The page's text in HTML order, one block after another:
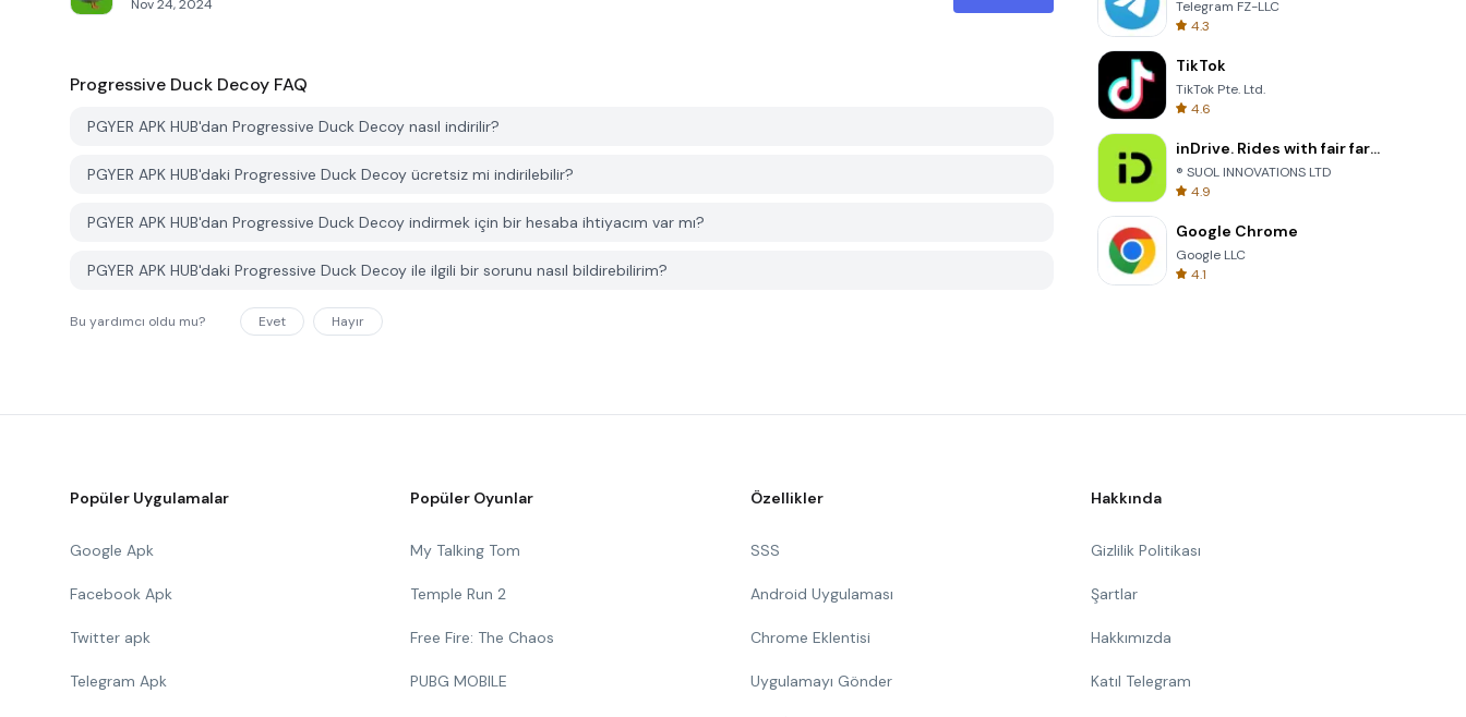
Nov 24, 2024
Progressive Duck Decoy FAQ
PGYER APK HUB'dan Progressive Duck Decoy nasıl indirilir?
PGYER APK HUB'daki Progressive Duck Decoy ücretsiz mi indirilebilir?
PGYER APK HUB'dan Progressive Duck Decoy indirmek için bir hesaba ihtiyacım var mı?
PGYER APK HUB'daki Progressive Duck Decoy ile ilgili bir sorunu nasıl bildirebilirim?
Bu yardımcı oldu mu? Evet Hayır
Telegram FZ-LLC
4.3
TikTok
TikTok Pte. Ltd.
4.6
inDrive. Rides with fair fares
® SUOL INNOVATIONS LTD
4.9
Google Chrome
Google LLC
4.1
Popüler Uygulamalar
Google Apk
Facebook Apk
Twitter apk
Telegram Apk
Popüler Oyunlar
My Talking Tom
Temple Run 2
Free Fire: The Chaos
PUBG MOBILE
Özellikler
SSS
Android Uygulaması
Chrome Eklentisi
Uygulamayı Gönder
Hakkında
Gizlilik Politikası
Şartlar
Hakkımızda
Katıl Telegram